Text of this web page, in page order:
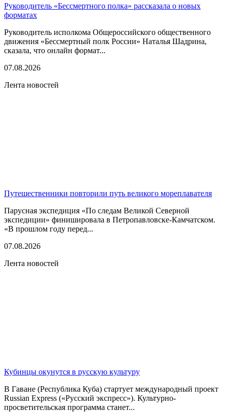
Руководитель «Бессмертного полка» рассказала о новых
форматах
Руководитель исполкома Общероссийского общественного
движения «Бессмертный полк России» Наталья Шадрина,
сказала, что онлайн формат...
07.08.2026
Лента новостей
Путешественники повторили путь великого мореплавателя
Парусная экспедиция «По следам Великой Северной
экспедиции» финишировала в Петропавловске-Камчатском.
«В прошлом году перед...
07.08.2026
Лента новостей
Кубинцы окунутся в русскую культуру
В Гаване (Республика Куба) стартует международный проект
Russian Express («Русский экспресс»). Культурно-
просветительская программа станет...